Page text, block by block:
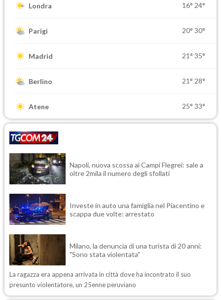
Londra 16° 24°
Parigi 20° 30°
Madrid 21° 35°
Berlino 21° 28°
Atene 25° 33°
Napoli, nuova scossa ai Campi Flegrei: sale a
oltre 2mila il numero degli sfollati
Investe in auto una famiglia nel Piacentino e
scappa due volte: arrestato
Milano, la denuncia di una turista di 20 anni:
"Sono stata violentata"
La ragazza era appena arrivata in città dove ha incontrato il suo
presunto violentatore, un 25enne peruviano